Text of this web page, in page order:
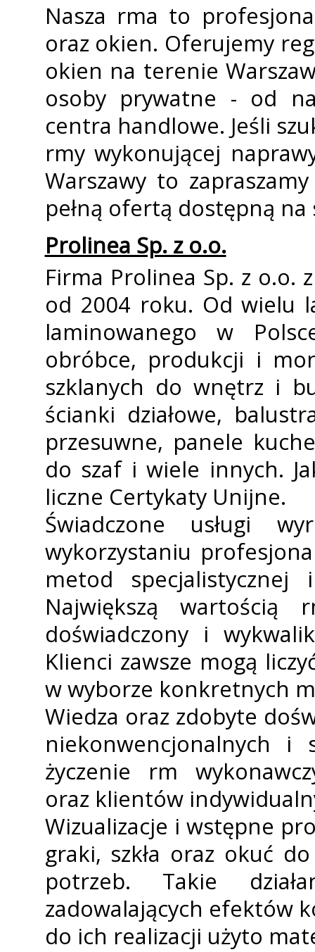
Nasza firma to
oraz okien. Oferujemy
okien na terenie
osoby prywatne - od
centra handlowe. Jeśli
firmy wykonującej
Warszawy to
pełną ofertą dostępną
Prolinea Sp. z o.o.
Firma Prolinea Sp. z o.o.
od 2004 roku. Od wielu
laminowanego w
obróbce, produkcji i
szklanych do wnętrz i
ścianki działowe,
przesuwne, panele
do szaf i wiele innych.
liczne Certyfikaty Unijne.
Świadczone usługi
wykorzystaniu
metod specjalistycznej
Największą
doświadczony i
Klienci zawsze mogą
w wyborze konkretnych
Wiedza oraz zdobyte
niekonwencjonalnych i
życzenie firm
oraz klientów
Wizualizacje i wstępne
grafiki, szkła oraz okuć
potrzeb. Takie
zadowalających efektów
do ich realizacji użyto